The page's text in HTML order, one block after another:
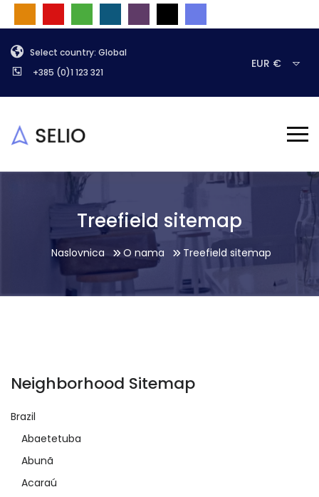
Select country: Global
+385 (0)1 123 321
EUR €
Treefield sitemap
Naslovnica O nama Treefield sitemap
Neighborhood Sitemap
Brazil
Abaetetuba
Abunã
Acaraú